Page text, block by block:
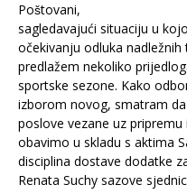
Poštovani,
sagledavajući situaciju u
očekivanju odluka
predlažem nekoliko
sportske sezone. Kako
izborom novog, smatram
poslove vezane uz
obavimo u skladu s aktima
disciplina dostave dodatke
Renata Suchy sazove